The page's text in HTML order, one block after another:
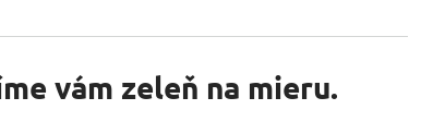
vám zeleň na mieru.